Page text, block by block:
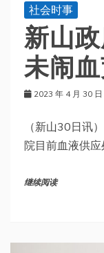
社会时事
新山
未闹
2023 年 4 月 30 日
（新山30日讯
院目前血液供
继续阅读